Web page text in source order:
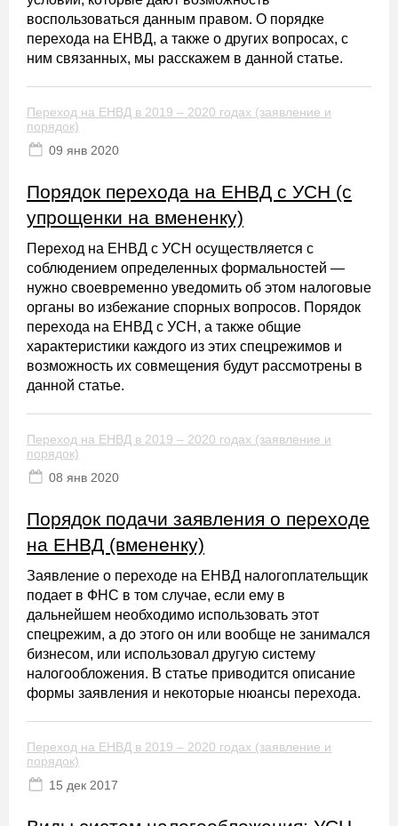
воспользоваться данным правом. О порядке
перехода на ЕНВД, а также о других вопросах, с
ним связанных, мы расскажем в данной статье.
Переход на ЕНВД в 2019 – 2020 годах (заявление и
порядок)
09 янв 2020
Порядок перехода на ЕНВД с УСН (с
упрощенки на вмененку)
Переход на ЕНВД с УСН осуществляется с
соблюдением определенных формальностей —
нужно своевременно уведомить об этом налоговые
органы во избежание спорных вопросов. Порядок
перехода на ЕНВД с УСН, а также общие
характеристики каждого из этих спецрежимов и
возможность их совмещения будут рассмотрены в
данной статье.
Переход на ЕНВД в 2019 – 2020 годах (заявление и
порядок)
08 янв 2020
Порядок подачи заявления о переходе
на ЕНВД (вмененку)
Заявление о переходе на ЕНВД налогоплательщик
подает в ФНС в том случае, если ему в
дальнейшем необходимо использовать этот
спецрежим, а до этого он или вообще не занимался
бизнесом, или использовал другую систему
налогообложения. В статье приводится описание
формы заявления и некоторые нюансы перехода.
Переход на ЕНВД в 2019 – 2020 годах (заявление и
порядок)
15 дек 2017